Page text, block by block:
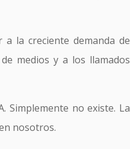
la creciente demanda de
medios y a los llamados
Simplemente no existe. La
nosotros.